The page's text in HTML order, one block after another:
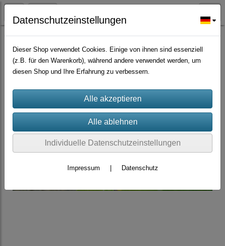
Bäume Sträucher Nadelbäume, Palmen
Datenschutzeinstellungen
Dieser Shop verwendet Cookies. Einige von ihnen sind essenziell
(z.B. für den Warenkorb), während andere verwendet werden, um
diesen Shop und Ihre Erfahrung zu verbessern.
Individuelle Datenschutzeinstellungen
Impressum Datenschutz